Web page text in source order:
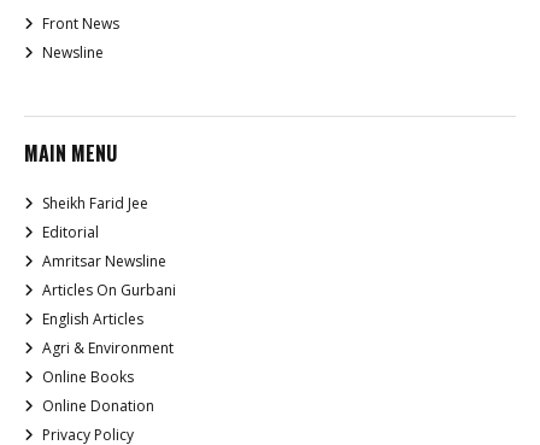
Front News
Newsline
MAIN MENU
Sheikh Farid Jee
Editorial
Amritsar Newsline
Articles On Gurbani
English Articles
Agri & Environment
Online Books
Online Donation
Privacy Policy